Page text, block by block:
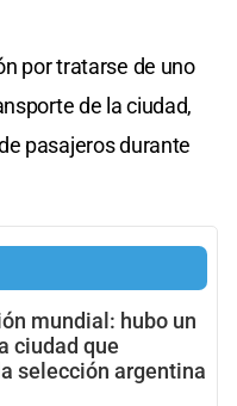
por tratarse de uno
de la ciudad,
pasajeros durante
mundial: hubo un
ciudad que
selección argentina